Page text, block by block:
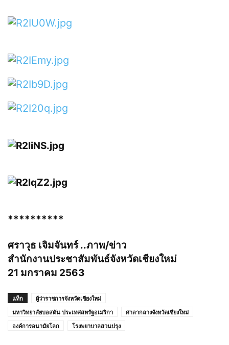
**********
ศราวุธ เจิมจันทร์ ..ภาพ/ข่าว
สำนักงานประชาสัมพันธ์จังหวัดเชียงใหม่
21 มกราคม 2563
แท็ก
ผู้ว่าราชการจังหวัดเชียงใหม่
มหาวิทยาลัยบอสตัน ประเทศสหรัฐอเมริกา
ศาลากลางจังหวัดเชียงใหม่
องค์การอนามัยโลก
โรงพยาบาลสวนปรุง